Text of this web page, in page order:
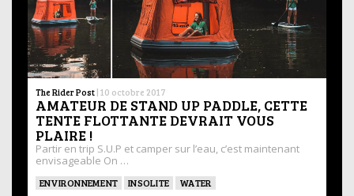
The Rider Post | 10 octobre 2017
AMATEUR DE STAND UP PADDLE, CETTE
TENTE FLOTTANTE DEVRAIT VOUS
PLAIRE !
Partir en trip S.U.P et camper sur l’eau, c’est maintenant
envisageable On …
ENVIRONNEMENT INSOLITE WATER